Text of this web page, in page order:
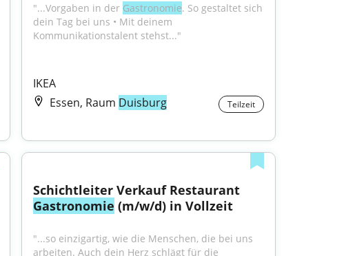
"...Vorgaben in der Gastronomie. So gestaltet sich
dein Tag bei uns • Mit deinem
Kommunikationstalent stehst..."
IKEA
Essen, Raum Duisburg Teilzeit
Schichtleiter Verkauf Restaurant
Gastronomie (m/w/d) in Vollzeit
"...so einzigartig, wie die Menschen, die bei uns